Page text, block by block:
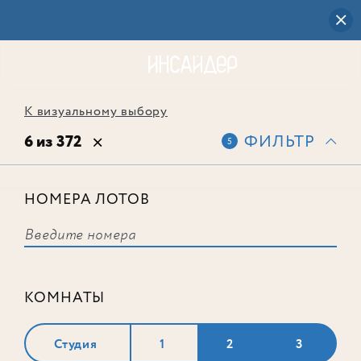
К визуальному выбору
6 из 372 5 ФИЛЬТР
НОМЕРА ЛОТОВ
КОМНАТЫ
Студия 1 2 3